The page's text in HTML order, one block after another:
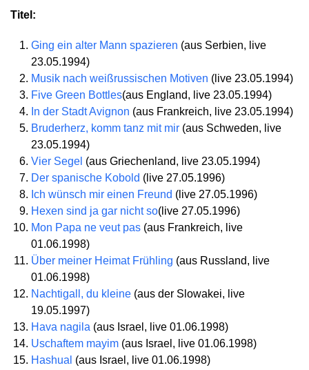
Titel:
Ging ein alter Mann spazieren (aus Serbien, live
23.05.1994)
Musik nach weißrussischen Motiven (live 23.05.1994)
Five Green Bottles(aus England, live 23.05.1994)
In der Stadt Avignon (aus Frankreich, live 23.05.1994)
Bruderherz, komm tanz mit mir (aus Schweden, live
23.05.1994)
Vier Segel (aus Griechenland, live 23.05.1994)
Der spanische Kobold (live 27.05.1996)
Ich wünsch mir einen Freund (live 27.05.1996)
Hexen sind ja gar nicht so(live 27.05.1996)
Mon Papa ne veut pas (aus Frankreich, live
01.06.1998)
Über meiner Heimat Frühling (aus Russland, live
01.06.1998)
Nachtigall, du kleine (aus der Slowakei, live
19.05.1997)
Hava nagila (aus Israel, live 01.06.1998)
Uschaftem mayim (aus Israel, live 01.06.1998)
Hashual (aus Israel, live 01.06.1998)